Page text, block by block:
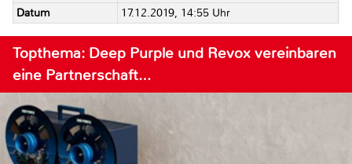
Datum
17.12.2019, 14:55 Uhr
Topthema: Deep Purple und Revox vereinbaren
eine Partnerschaft…